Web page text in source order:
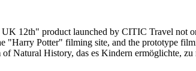
12th" product launched by CITIC Travel not
"Harry Potter" filming site, and the prototype
Natural History, das es Kindern ermöglichte,